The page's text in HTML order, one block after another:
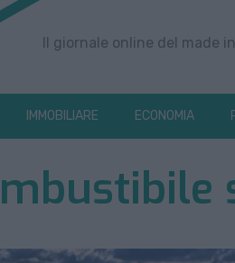
Il giornale online del made
IMMOBILIARE ECONOMIA